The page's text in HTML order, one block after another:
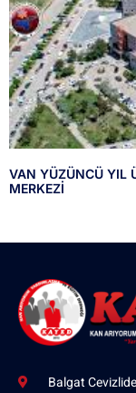
VAN YÜZÜNCÜ YIL
MERKEZİ
Balgat